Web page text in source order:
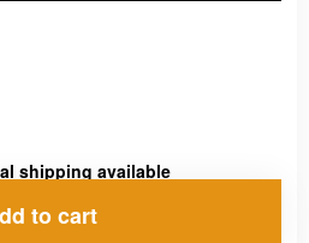
shipping available
to cart